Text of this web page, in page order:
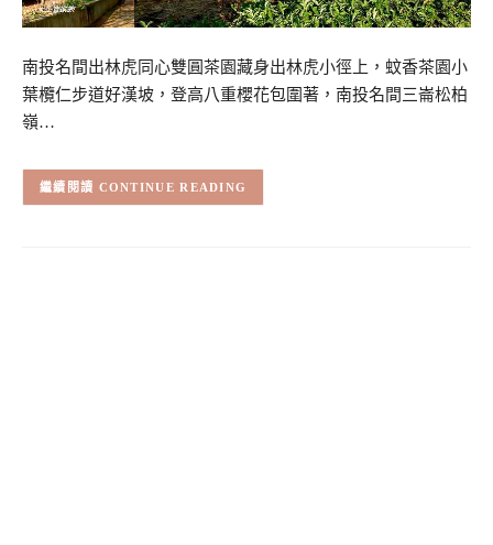
南投名間出林虎同心雙圓茶園藏身出林虎小徑上，蚊香茶園小
葉欖仁步道好漢坡，登高八重櫻花包圍著，南投名間三崙松柏
嶺…
CONTINUE READING